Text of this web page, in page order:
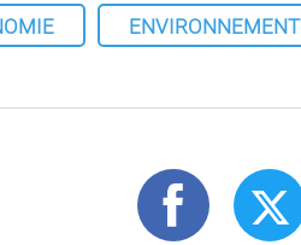
ENVIRONNEMENT